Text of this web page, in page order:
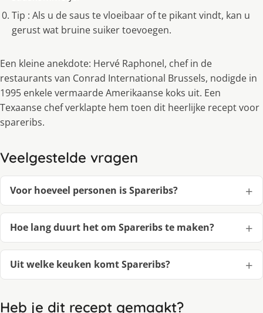
Tip : Als u de saus te vloeibaar of te pikant vindt, kan u
gerust wat bruine suiker toevoegen.
Een kleine anekdote: Hervé Raphonel, chef in de
restaurants van Conrad International Brussels, nodigde in
1995 enkele vermaarde Amerikaanse koks uit. Een
Texaanse chef verklapte hem toen dit heerlijke recept voor
spareribs.
Veelgestelde vragen
Voor hoeveel personen is Spareribs?
Hoe lang duurt het om Spareribs te maken?
Uit welke keuken komt Spareribs?
Heb je dit recept gemaakt?